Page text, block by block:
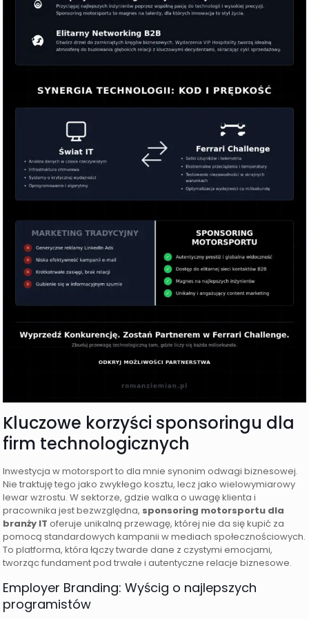
Kluczowe korzyści sponsoringu dla
firm technologicznych
Inwestycja w motorsport to dla mnie synonim odwagi biznesowej.
Nie traktuję tego jako zwykłego kosztu, lecz jako wielowymiarowy
lewar wzrostu. W sektorze, gdzie walka o uwagę klienta i
pracownika jest bezwzględna, sponsoring motorsportu dla
branży IT oferuje unikalną przewagę, której nie da się kupić za
pomocą standardowych kampanii w mediach społecznościowych.
To platforma, która łączy twarde dane z czystymi emocjami,
tworząc fundament pod trwałe i autentyczne relacje biznesowe.
Employer Branding: Wyścig o najlepszych
programistów